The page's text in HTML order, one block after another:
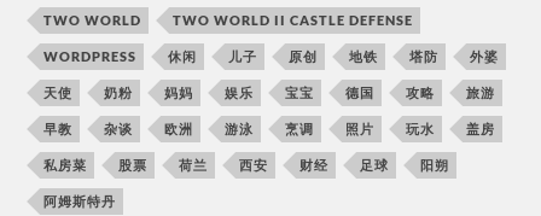
TWO WORLD TWO WORLD II CASTLE DEFENSE
WORDPRESS 休闲 儿子 原创 地铁 塔防 外婆
天使 奶粉 妈妈 娱乐 宝宝 德国 攻略 旅游
早教 杂谈 欧洲 游泳 烹调 照片 玩水 盖房
私房菜 股票 荷兰 西安 财经 足球 阳朔
阿姆斯特丹